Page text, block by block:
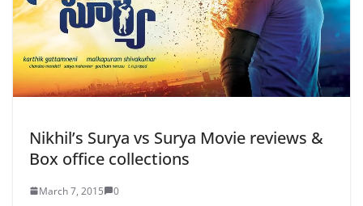
Nikhil’s Surya vs Surya Movie reviews &
Box office collections
March 7, 2015 0